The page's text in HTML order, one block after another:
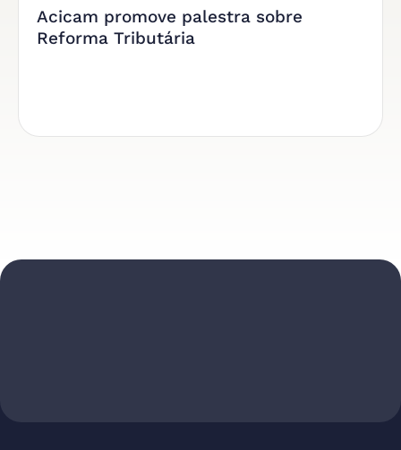
Acicam promove palestra sobre
Reforma Tributária